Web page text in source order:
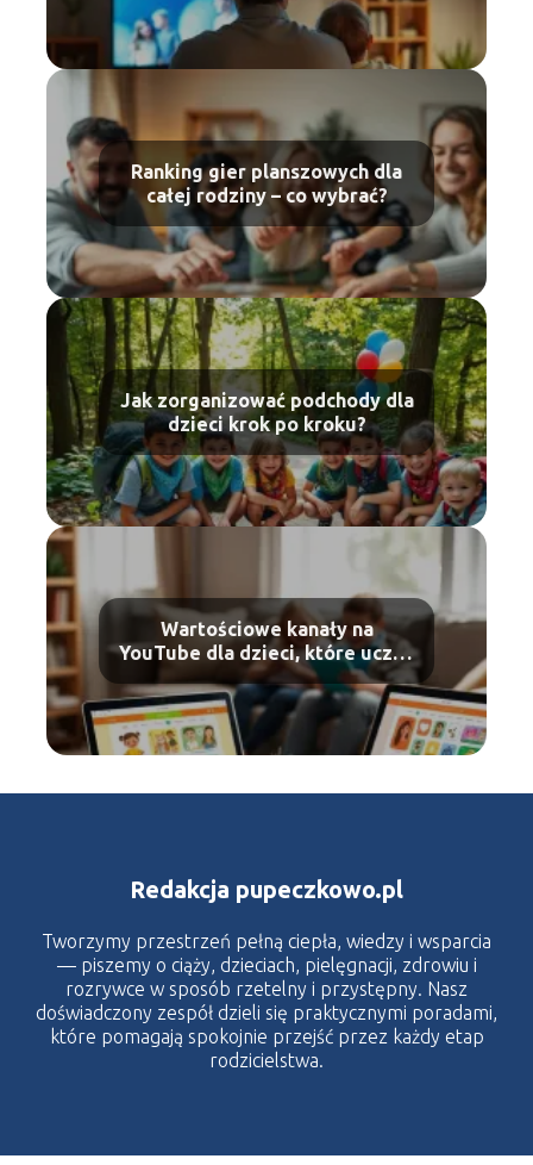
Ranking gier planszowych dla
całej rodziny – co wybrać?
Jak zorganizować podchody dla
dzieci krok po kroku?
Wartościowe kanały na
YouTube dla dzieci, które uczą i
bawią
Redakcja pupeczkowo.pl
Tworzymy przestrzeń pełną ciepła, wiedzy i wsparcia
— piszemy o ciąży, dzieciach, pielęgnacji, zdrowiu i
rozrywce w sposób rzetelny i przystępny. Nasz
doświadczony zespół dzieli się praktycznymi poradami,
które pomagają spokojnie przejść przez każdy etap
rodzicielstwa.